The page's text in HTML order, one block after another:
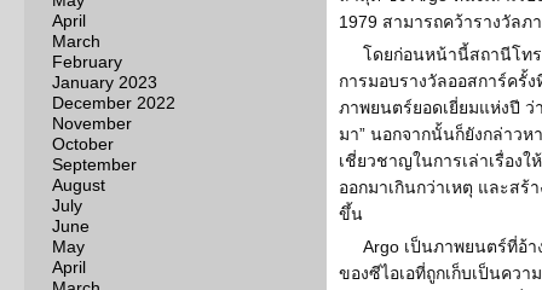
April
March
February
January 2023
December 2022
November
October
September
August
July
June
May
April
1979 สามารถคว้ารางวัล
โดยก่อนหน้านี้สถานีโท
การมอบรางวัลออสการ์ครั้
ภาพยนตร์ยอดเยี่ยมแห่งปี ว่
มา” นอกจากนั้นก็ยังกล่าวห
เชี่ยวชาญในการเล่าเรื่องใ
ออกมาเกินกว่าเหตุ และสร้
ขึ้น
Argo เป็นภาพยนตร์ที่อ้
ของซีไอเอที่ถูกเก็บเป็นคว